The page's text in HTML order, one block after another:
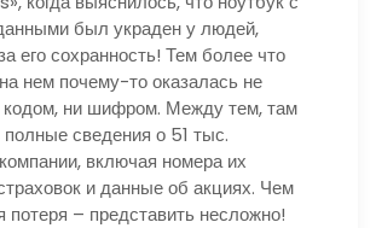
был украден у людей,
его сохранность! Тем более что
нем почему-то оказалась не
ни шифром. Между тем, там
сведения о 51 тыс.
включая номера их
и данные об акциях. Чем
потеря – представить несложно!